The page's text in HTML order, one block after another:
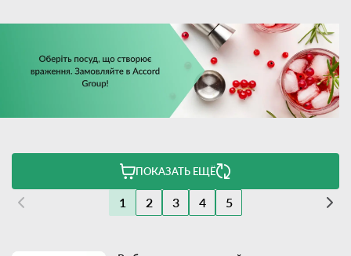
1 2 3 4 5
ПОКАЗАТЬ ЕЩЁ